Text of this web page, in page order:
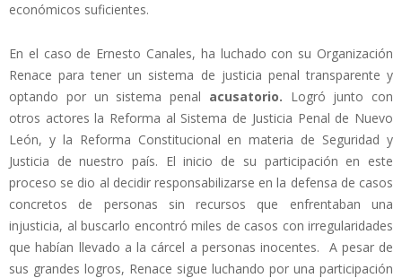
económicos suficientes.
En el caso de Ernesto Canales, ha luchado con su Organización
Renace para tener un sistema de justicia penal transparente y
optando por un sistema penal acusatorio. Logró junto con
otros actores la Reforma al Sistema de Justicia Penal de Nuevo
León, y la Reforma Constitucional en materia de Seguridad y
Justicia de nuestro país. El inicio de su participación en este
proceso se dio al decidir responsabilizarse en la defensa de casos
concretos de personas sin recursos que enfrentaban una
injusticia, al buscarlo encontró miles de casos con irregularidades
que habían llevado a la cárcel a personas inocentes. A pesar de
sus grandes logros, Renace sigue luchando por una participación